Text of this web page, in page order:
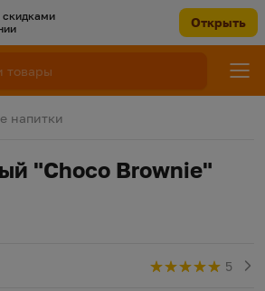
скидками
Открыть
напитки
"Choco Brownie"
5